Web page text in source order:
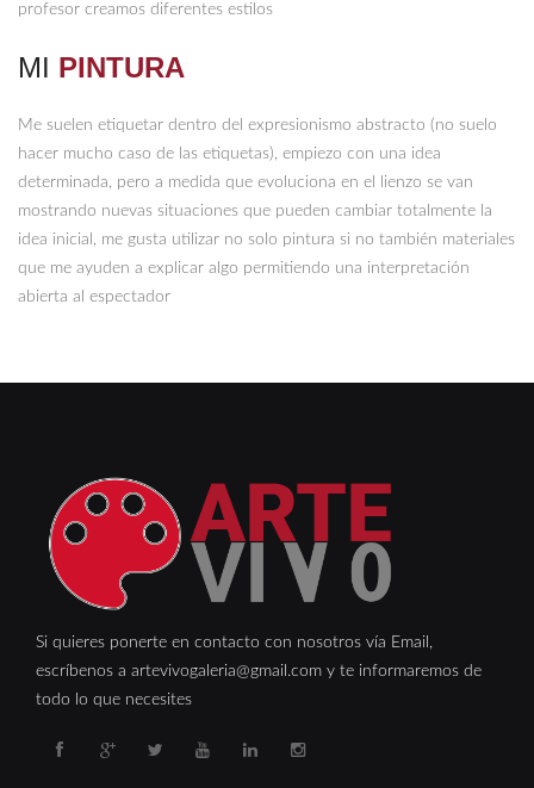
profesor creamos diferentes estilos
MI PINTURA
Me suelen etiquetar dentro del expresionismo abstracto (no suelo
hacer mucho caso de las etiquetas), empiezo con una idea
determinada, pero a medida que evoluciona en el lienzo se van
mostrando nuevas situaciones que pueden cambiar totalmente la
idea inicial, me gusta utilizar no solo pintura si no también materiales
que me ayuden a explicar algo permitiendo una interpretación
abierta al espectador
Si quieres ponerte en contacto con nosotros vía Email,
escríbenos a artevivogaleria@gmail.com y te informaremos de
todo lo que necesites